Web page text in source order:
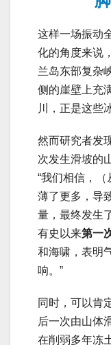
这样一场振动
化的角度来说
兰岛东部复杂
侧的崖壁上充
川，正是这些
然而研究者发
次发生滑坡的
“我们相信，
薄了更多，导
量，最终发生
有史以来第一
和海啸，表明
响。”
同时，可以肯
后一次由山体
在削弱多年冻